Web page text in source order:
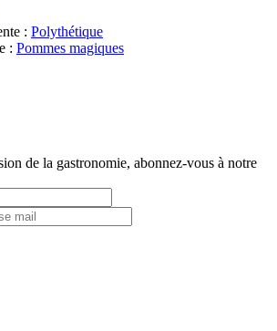
: Polythétique
: Pommes magiques
de la gastronomie, abonnez-vous à notre